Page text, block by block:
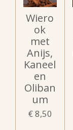
Wiero
ok
met
Anijs,
Kaneel
en
Oliban
um
€ 8,50